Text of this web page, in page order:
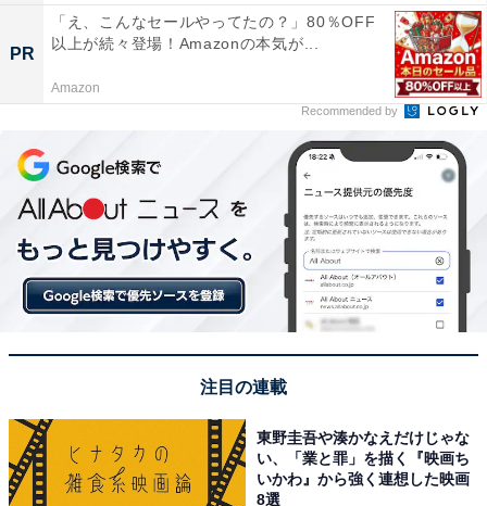
View this post on Instagram
言いなりになんてならない』（2016年）です。黒王子と
して恐れられる超ドSの副寮長・黒崎晴人を演じていま
PR
「え、こんなセールやってたの？」80％OFF
以上が続々登場！Amazonの本気が...
Amazon
Recommended by
注目の連載
東野圭吾や湊かなえだけじゃな
い、「業と罪」を描く『映画ち
いかわ』から強く連想した映画
8選